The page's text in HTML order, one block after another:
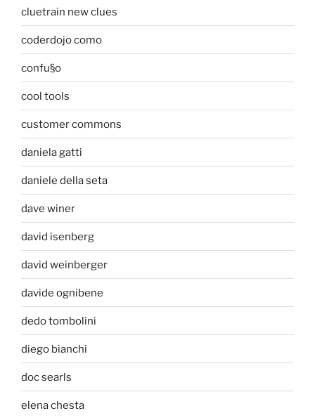
cluetrain new clues
coderdojo como
confu§o
cool tools
customer commons
daniela gatti
daniele della seta
dave winer
david isenberg
david weinberger
davide ognibene
dedo tombolini
diego bianchi
doc searls
elena chesta